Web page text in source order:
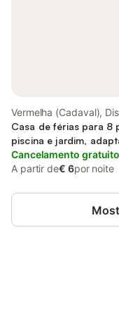
Vermelha (Cadaval),
Lisboa
Casa de férias para 8
piscina e jardim,
Cancelamento gratuito
A partir de€ 6por noite